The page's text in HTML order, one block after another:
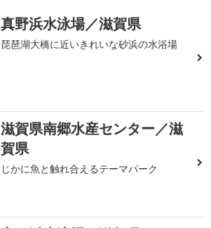
真野浜水泳場／滋賀県
琵琶湖大橋に近いきれいな砂浜の水浴場
滋賀県南郷水産センター／滋
賀県
じかに魚と触れ合えるテーマパーク